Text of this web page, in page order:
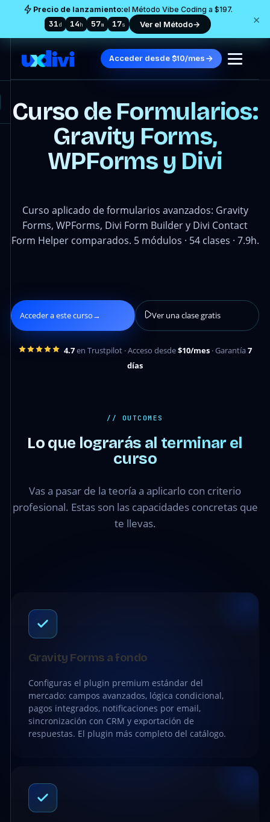
Precio de lanzamiento:el Método Vibe Coding a $197.
31d 14h 57m 13s Ver el Método→ ×
Acceder desde $10/mes
Curso de Formularios:
Gravity Forms,
WPForms y Divi
Curso aplicado de formularios avanzados: Gravity
Forms, WPForms, Divi Form Builder y Divi Contact
Form Helper comparados. 5 módulos · 54 clases · 7.9h.
Acceder a este curso→ Ver una clase gratis
4.7en Trustpilot · Acceso desde$10/mes · Garantía7
días
// OUTCOMES
Lo que lograrás al terminar el
curso
Vas a pasar de la teoría a aplicarlo con criterio
profesional. Estas son las capacidades concretas que
te llevas.
Gravity Forms a fondo
Configuras el plugin premium estándar del
mercado: campos avanzados, lógica condicional,
pagos integrados, notificaciones por email,
sincronización con CRM y exportación de
respuestas. El plugin más completo del catálogo.